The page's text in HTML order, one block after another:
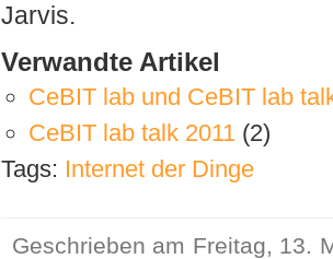
Jarvis.
Verwandte Artikel
CeBIT lab und CeBIT lab
CeBIT lab talk 2011 (2)
Tags: Internet der Dinge
Geschrieben am Freitag, 13.